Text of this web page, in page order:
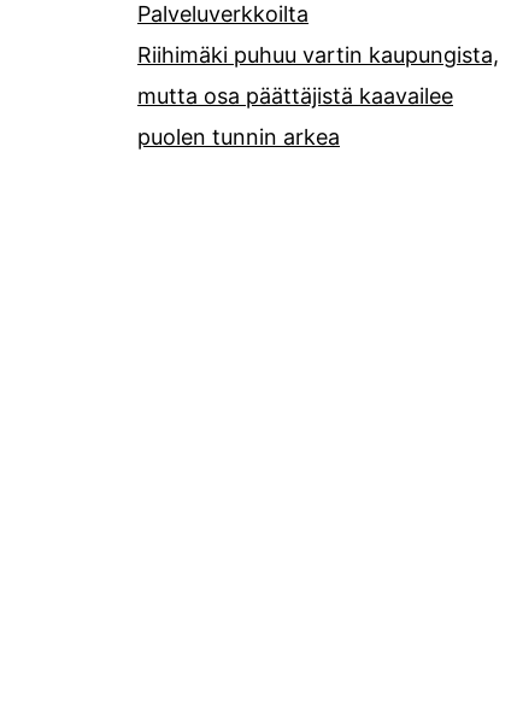
Palveluverkkoilta
Riihimäki puhuu vartin kaupungista,
mutta osa päättäjistä kaavailee
puolen tunnin arkea